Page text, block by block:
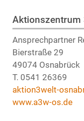
Aktionszentrum
Ansprechpartner
Bierstraße 29
49074 Osnabrück
T. 0541 26369
aktion3welt-
www.a3w-os.de